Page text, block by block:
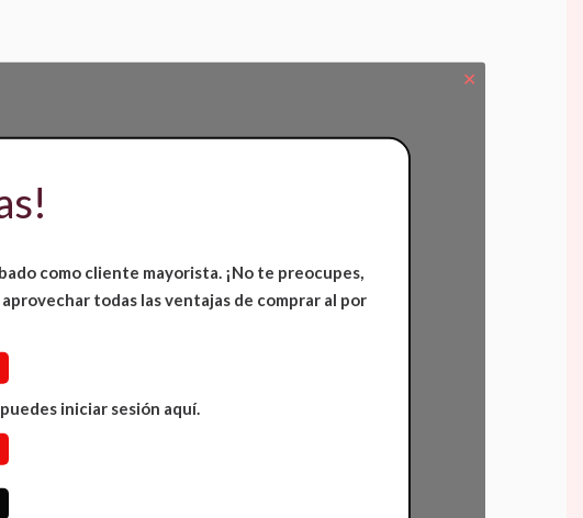
✕
como cliente mayorista. ¡No te preocupes,
todas las ventajas de comprar al por
iniciar sesión aquí.